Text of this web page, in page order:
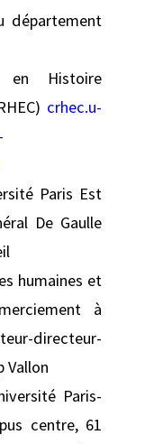
département
en Histoire
crhec.u-
Paris Est
De Gaulle
humaines et
à
directeur-
Vallon
Paris-
centre, 61